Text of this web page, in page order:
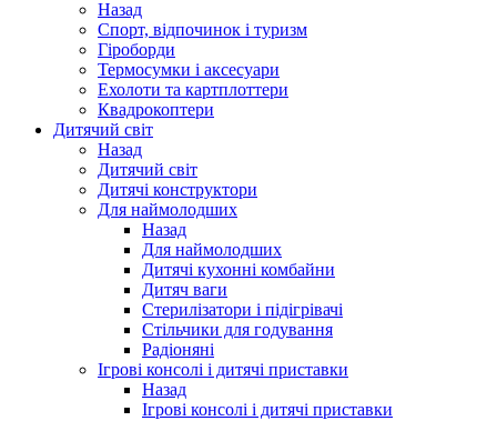
Назад
Спорт, відпочинок і туризм
Гіроборди
Термосумки і аксесуари
Ехолоти та картплоттери
Квадрокоптери
Дитячий світ
Назад
Дитячий світ
Дитячі конструктори
Для наймолодших
Назад
Для наймолодших
Дитячі кухонні комбайни
Дитяч ваги
Стерилізатори і підігрівачі
Стільчики для годування
Радіоняні
Ігрові консолі і дитячі приставки
Назад
Ігрові консолі і дитячі приставки